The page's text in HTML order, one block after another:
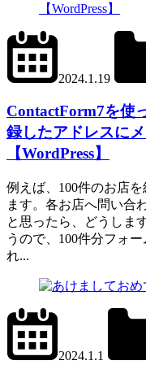
2024.1.19
ContactForm7を使
録したアドレスに
【WordPress】
例えば、100件のお店
ます。各お店へ問い合
と思ったら、どうしま
うので、100件分フォ
れ...
2024.1.1